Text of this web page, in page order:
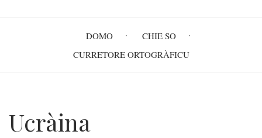
navigation
DOMO
CHIE SO
CURRETORE ORTOGRÀFICU
Ucràina